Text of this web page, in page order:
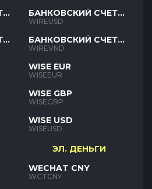
БАНКОВСКИЙ СЧЕТ
USD
WIREUSD
БАНКОВСКИЙ СЧЕТ
VND
WIREVND
WISE EUR
WISEEUR
WISE GBP
WISEGBP
WISE USD
WISEUSD
ЭЛ. ДЕНЬГИ
WECHAT CNY
WCTCNY